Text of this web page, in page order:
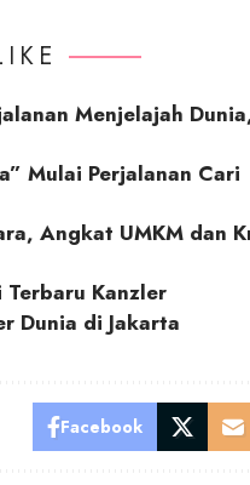
Menjelajah
Mulai Perjalanan Cari
Angkat UMKM dan
Terbaru Kanzler
Dunia di Jakarta
Facebook